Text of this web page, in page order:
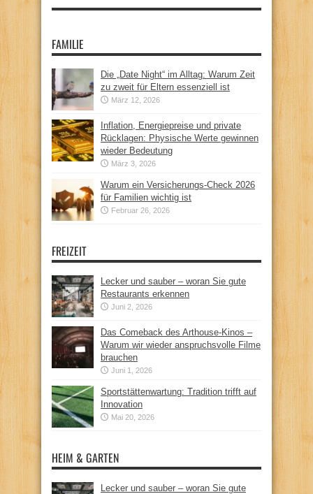
FAMILIE
Die „Date Night“ im Alltag: Warum Zeit
zu zweit für Eltern essenziell ist
März 12, 2026
Inflation, Energiepreise und private
Rücklagen: Physische Werte gewinnen
wieder Bedeutung
März 3, 2026
Warum ein Versicherungs-Check 2026
für Familien wichtig ist
Februar 26, 2026
FREIZEIT
Lecker und sauber – woran Sie gute
Restaurants erkennen
Juni 2, 2026
Das Comeback des Arthouse-Kinos –
Warum wir wieder anspruchsvolle Filme
brauchen
Juni 1, 2026
Sportstättenwartung: Tradition trifft auf
Innovation
Mai 20, 2026
HEIM & GARTEN
Lecker und sauber – woran Sie gute